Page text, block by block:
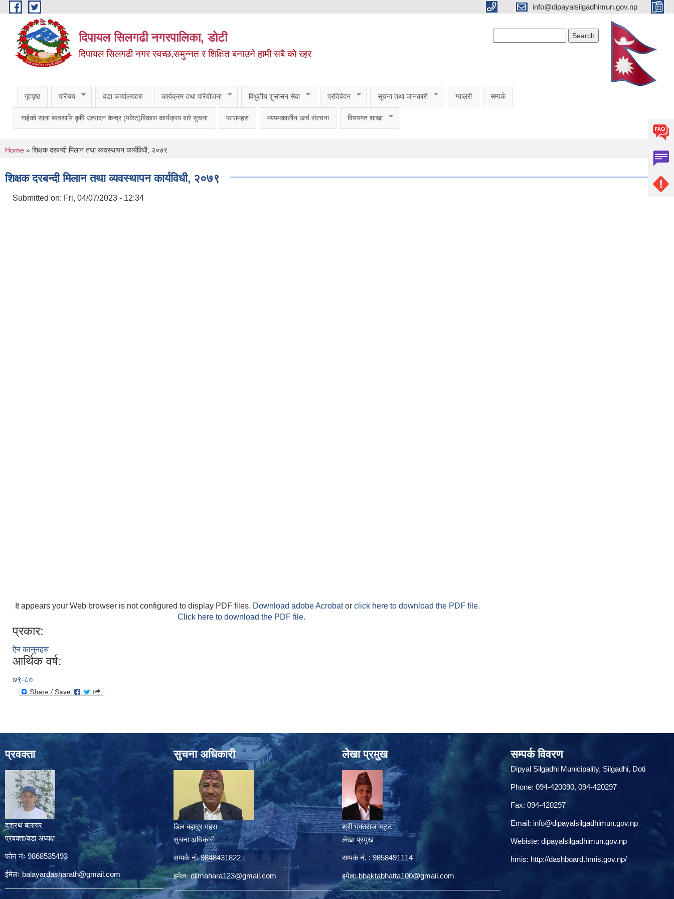
Skip to main content info@dipayalsilgadhimun.gov.np
दिपायल सिलगढी नगरपालिका, डोटी
दिपायल सिलगढी नगर स्वच्छ,समुन्नत र शिक्षित बनाउने हामी सबै को रहर
गृहपृष्ठ परिचय वडा कार्यालयहरु कार्यक्रम तथा परियोजना विधुतीय शुसासन सेवा प्रतिवेदन सूचना तथा जानकारी ग्यालरी सम्पर्क
गाईकाे साना ब्यवसायि कृषि उत्पादन केन्द्र (पकेट)बिकास कार्यक्रम बारे सुचना फारामहरु मध्यमकालीन खर्च संरचना विषयगत शाखा
You are here
Home » शिक्षक दरबन्दी मिलान तथा व्यवस्थापन कार्यविधी, २०७९
शिक्षक दरबन्दी मिलान तथा व्यवस्थापन कार्यविधी, २०७९
Submitted on: Fri, 04/07/2023 - 12:34
It appears your Web browser is not configured to display PDF files. Download adobe Acrobator click here to download the PDF file.
Click here to download the PDF file.
प्रकार:
ऐन कानुनहरु
आर्थिक वर्ष:
७९-८०
प्रवक्ता
दशरथ बलायर
प्रवक्ता/वडा अध्यक्ष
फोन नंः 9868535493
ईमेलः balayardasharath@gmail.com
सुचना अधिकारी
डिल बहादुर महरा
सुचना अधिकारी
सम्पर्क नंः 9848431822
इमेलः dilmahara123@gmail.com
लेखा प्रमुख
श्री भक्तराज भट्ट
लेखा प्रमुख
सम्पर्क नं. : 9858491114
इमेल:bhaktabhatta100@gmail.com
सम्पर्क विवरण
Dipyal Silgadhi Municipality, Silgadhi, Doti
Phone: 094-420090, 094-420297
Fax: 094-420297
Email: info@dipayalsilgadhimun.gov.np
Webiste: dipayalsilgadhimun.gov.np
hmis: http://dashboard.hmis.gov.np/